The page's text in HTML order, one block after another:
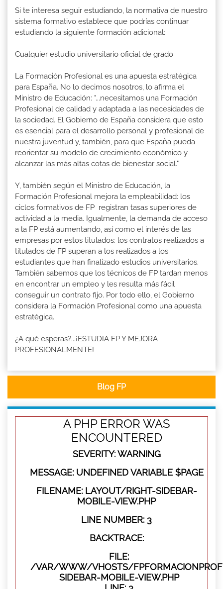
Si te interesa seguir estudiando, la normativa de nuestro
sistema formativo establece que podrías continuar
estudiando la siguiente formación adicional:
Cualquier estudio universitario oficial de grado
La Formación Profesional es una apuesta estratégica
para España. No lo decimos nosotros, lo afirma el
Ministro de Educación: "...necesitamos una Formación
Profesional de calidad y adaptada a las necesidades de
la sociedad. El Gobierno de España considera que esto
es esencial para el desarrollo personal y profesional de
nuestra juventud y, también, para que España pueda
reorientar su modelo de crecimiento económico y
alcanzar las más altas cotas de bienestar social."
Y, también según el Ministro de Educación, la
Formación Profesional mejora la empleabilidad: los
ciclos formativos de FP registran tasas superiores de
actividad a la media. Igualmente, la demanda de acceso
a la FP está aumentando, así como el interés de las
empresas por estos titulados: los contratos realizados a
titulados de FP superan a los realizados a los
estudiantes que han finalizado estudios universitarios.
También sabemos que los técnicos de FP tardan menos
en encontrar un empleo y les resulta más fácil
conseguir un contrato fijo. Por todo ello, el Gobierno
considera la Formación Profesional como una apuesta
estratégica.
¿A qué esperas?...¡ESTUDIA FP Y MEJORA
PROFESIONALMENTE!
Blog FP
A PHP ERROR WAS
ENCOUNTERED
SEVERITY: WARNING
MESSAGE: UNDEFINED VARIABLE $PAGE
FILENAME: LAYOUT/RIGHT-SIDEBAR-
MOBILE-VIEW.PHP
LINE NUMBER: 3
BACKTRACE:
FILE:
/VAR/WWW/VHOSTS/
SIDEBAR-MOBILE-VIEW.PHP